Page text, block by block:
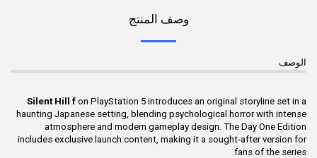
وصف المنتج
الوصف
Silent Hill f on PlayStation 5 introduces an original storyline set in a
haunting Japanese setting, blending psychological horror with intense
atmosphere and modern gameplay design. The Day One Edition
includes exclusive launch content, making it a sought-after version for
fans of the series.